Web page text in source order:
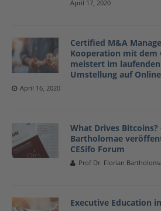
April 17, 2020
Certified M&A
Kooperation mit
meistert im
Umstellung auf
April 16, 2020
What Drives Bitcoins?
Bartholomae
CESifo Forum
Prof Dr. Florian
Executive Education